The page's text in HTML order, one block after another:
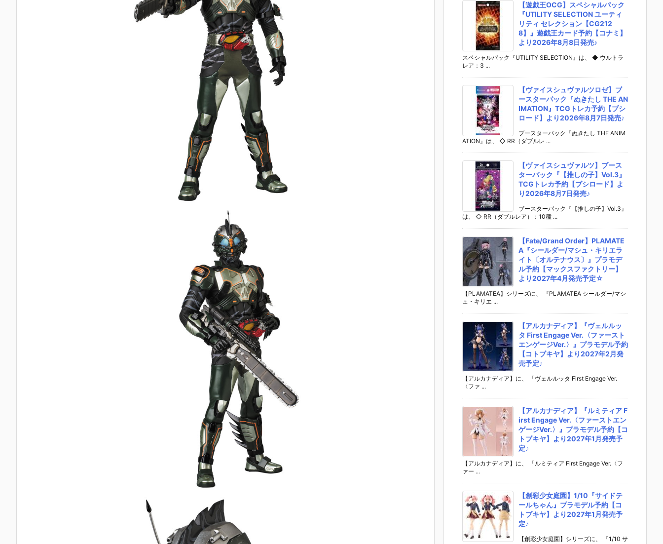
【遊戯王OCG】スペシャルパック
『UTILITY SELECTION ユーティ
リティ セレクション【CG212
8】』遊戯王カード予約【コナミ】
より2026年8月8日発売♪
スペシャルパック『UTILITY SELECTION』は、 ◆ ウルトラ
レア：3 ...
【ヴァイスシュヴァルツロゼ】ブ
ースターパック『ぬきたし THE AN
IMATION』TCGトレカ予約【ブシ
ロード】より2026年8月7日発売♪
ブースターパック『ぬきたし THE ANIM
ATION』は、 ◇ RR（ダブルレ ...
【ヴァイスシュヴァルツ】ブース
ターパック『【推しの子】Vol.3』
TCGトレカ予約【ブシロード】よ
り2026年8月7日発売♪
ブースターパック『【推しの子】Vol.3』
は、 ◇ RR（ダブルレア）：10種 ...
【Fate/Grand Order】PLAMATE
A『シールダー/マシュ・キリエラ
イト〔オルテナウス〕』プラモデ
ル予約【マックスファクトリー】
より2027年4月発売予定☆
【PLAMATEA】シリーズに、 『PLAMATEA シールダー/マシ
ュ・キリエ ...
【アルカナディア】『ヴェルルッ
タ First Engage Ver.〈ファースト
エンゲージVer.〉』プラモデル予約
【コトブキヤ】より2027年2月発
売予定♪
【アルカナディア】に、 「ヴェルルッタ First Engage Ver.
〈ファ ...
【アルカナディア】『ルミティア F
irst Engage Ver.〈ファーストエン
ゲージVer.〉』プラモデル予約【コ
トブキヤ】より2027年1月発売予
定♪
【アルカナディア】に、 「ルミティア First Engage Ver.〈フ
ァー ...
【創彩少女庭園】1/10『サイドテ
ールちゃん』プラモデル予約【コ
トブキヤ】より2027年1月発売予
定♪
【創彩少女庭園】シリーズに、 『1/10 サ